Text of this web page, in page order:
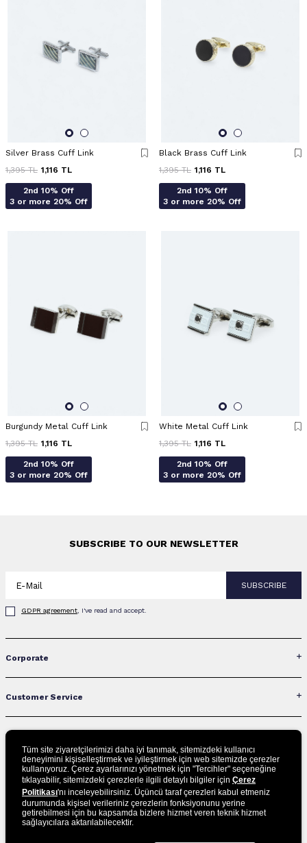
Silver Brass Cuff Link
1,395TL 1,116 TL
2nd 10% Off
3 or more 20% Off
Black Brass Cuff Link
1,395TL 1,116 TL
2nd 10% Off
3 or more 20% Off
Burgundy Metal Cuff Link
1,395TL 1,116 TL
2nd 10% Off
3 or more 20% Off
White Metal Cuff Link
1,395TL 1,116 TL
2nd 10% Off
3 or more 20% Off
SUBSCRIBE TO OUR NEWSLETTER
SUBSCRIBE
GDPR agreement, I've read and accept.
Corporate
Customer Service
Contact Us
Categories
Social Media
Tüm site ziyaretçilerimizi daha iyi tanımak, sitemizdeki kullanıcı
deneyimini kişiselleştirmek ve iyileştirmek için web sitemizde çerezler
kullanıyoruz. Çerez ayarlarınızı yönetmek için "Tercihler" seçeneğine
tıklayabilir, sitemizdeki çerezlerle ilgili detaylı bilgiler için Çerez
Politikası'nı inceleyebilirsiniz. Üçüncü taraf çerezleri kabul etmeniz
durumunda kişisel verileriniz çerezlerin fonksiyonunu yerine
getirebilmesi için bu kapsamda bizlere hizmet veren teknik hizmet
sağlayıcılara aktarılabilecektir.